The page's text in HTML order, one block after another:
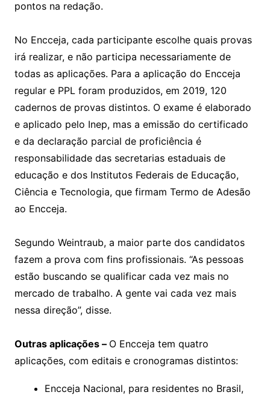
pontos na redação.
No Encceja, cada participante escolhe quais provas
irá realizar, e não participa necessariamente de
todas as aplicações. Para a aplicação do Encceja
regular e PPL foram produzidos, em 2019, 120
cadernos de provas distintos. O exame é elaborado
e aplicado pelo Inep, mas a emissão do certificado
e da declaração parcial de proficiência é
responsabilidade das secretarias estaduais de
educação e dos Institutos Federais de Educação,
Ciência e Tecnologia, que firmam Termo de Adesão
ao Encceja.
Segundo Weintraub, a maior parte dos candidatos
fazem a prova com fins profissionais. “As pessoas
estão buscando se qualificar cada vez mais no
mercado de trabalho. A gente vai cada vez mais
nessa direção”, disse.
Outras aplicações – O Encceja tem quatro
aplicações, com editais e cronogramas distintos:
Encceja Nacional, para residentes no Brasil,